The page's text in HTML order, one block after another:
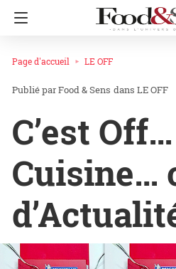
Page d'accueil LE OFF
Food & Sens dans LE OFF
C’est
Cuisine…